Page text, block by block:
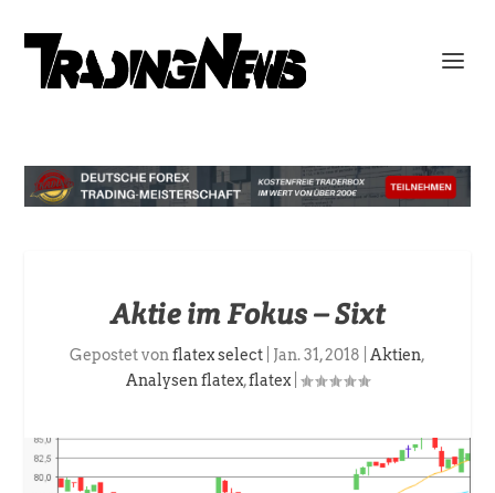
Aktie im Fokus – Sixt
Gepostet vonflatex select Jan. 31, 2018 Aktien,
Analysen flatex,flatex